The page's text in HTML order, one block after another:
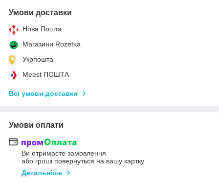
Умови доставки
Нова Пошта
Магазини Rozetka
Укрпошта
Meest ПОШТА
Всі умови доставки
Умови оплати
Ви отримаєте замовлення
або гроші повернуться на вашу картку
Детальніше